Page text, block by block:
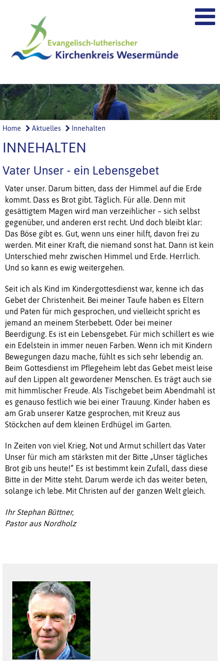
Home Aktuelles Innehalten
INNEHALTEN
Vater Unser - ein Lebensgebet
Vater unser. Darum bitten, dass der Himmel auf die Erde
kommt. Dass es Brot gibt. Täglich. Für alle. Denn mit
gesättigtem Magen wird man verzeihlicher – sich selbst
gegenüber, und anderen erst recht. Und doch bleibt klar:
Das Böse gibt es. Gut, wenn uns einer hilft, davon frei zu
werden. Mit einer Kraft, die niemand sonst hat. Dann ist kein
Unterschied mehr zwischen Himmel und Erde. Herrlich.
Und so kann es ewig weitergehen.
Seit ich als Kind im Kindergottesdienst war, kenne ich das
Gebet der Christenheit. Bei meiner Taufe haben es Eltern
und Paten für mich gesprochen, und vielleicht spricht es
jemand an meinem Sterbebett. Oder bei meiner
Beerdigung. Es ist ein Lebensgebet. Für mich schillert es wie
ein Edelstein in immer neuen Farben. Wenn ich mit Kindern
Bewegungen dazu mache, fühlt es sich sehr lebendig an.
Beim Gottesdienst im Pflegeheim lebt das Gebet meist leise
auf den Lippen alt gewordener Menschen. Es trägt auch sie
mit himmlischer Freude. Als Tischgebet beim Abendmahl ist
es genauso festlich wie bei einer Trauung. Kinder haben es
am Grab unserer Katze gesprochen, mit Kreuz aus
Stöckchen auf dem kleinen Erdhügel im Garten.
In Zeiten von viel Krieg, Not und Armut schillert das Vater
Unser für mich am stärksten mit der Bitte „Unser tägliches
Brot gib uns heute!“ Es ist bestimmt kein Zufall, dass diese
Bitte in der Mitte steht. Darum werde ich das weiter beten,
solange ich lebe. Mit Christen auf der ganzen Welt gleich.
Ihr Stephan Büttner,
Pastor aus Nordholz